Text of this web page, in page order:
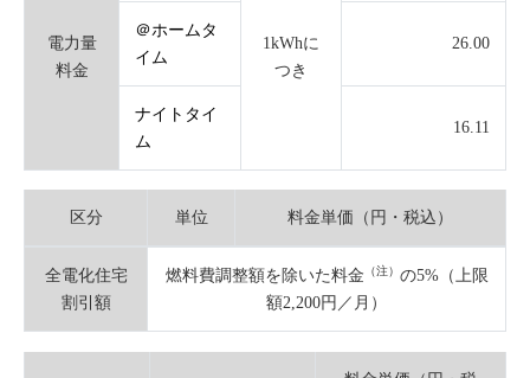
電力量
料金
1kWhに
つき
＠ホームタ
イム
26.00
ナイトタイ
ム
16.11
区分 単位 料金単価（円・税込）
全電化住宅
割引額
燃料費調整額を除いた料金 （注） の5%（上限
額2,200円／月）